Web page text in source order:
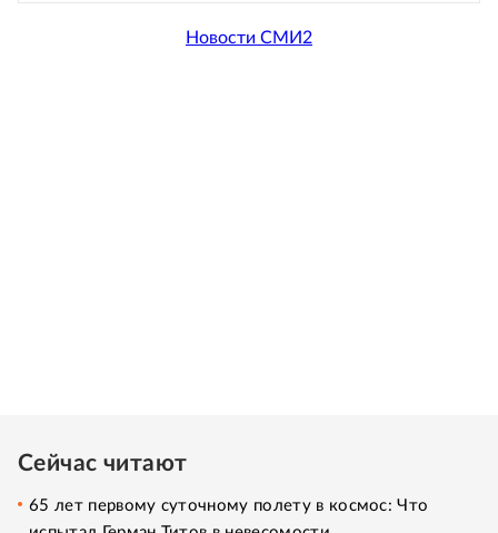
Новости СМИ2
Сейчас читают
65 лет первому суточному полету в космос: Что